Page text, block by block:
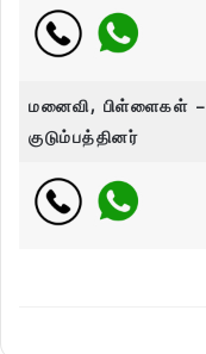
மனைவி, பிள்ளைகள் –
குடும்பத்தினர்